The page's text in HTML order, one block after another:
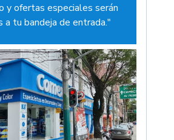
y ofertas especiales serán
a tu bandeja de entrada."